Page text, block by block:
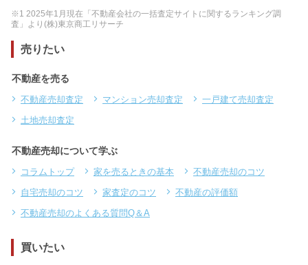
※1 2025年1月現在「不動産会社の一括査定サイトに関するランキング調
査」より(株)東京商工リサーチ
売りたい
不動産を売る
不動産売却査定 マンション売却査定
一戸建て売却査定
土地売却査定
不動産売却について学ぶ
コラムトップ 家を売るときの基本
不動産売却のコツ
自宅売却のコツ
家査定のコツ
不動産の評価額
不動産売却のよくある質問Q＆A
買いたい